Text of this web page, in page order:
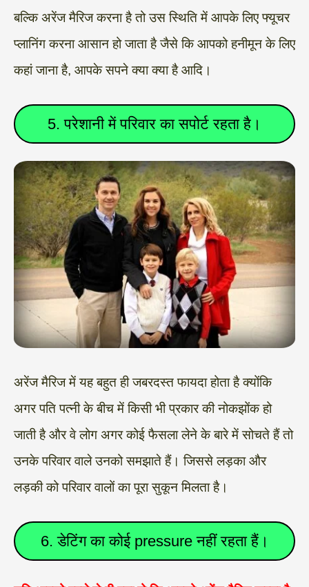
बल्कि अरेंज मैरिज करना है तो उस स्थिति में आपके लिए फ्यूचर
प्लानिंग करना आसान हो जाता है जैसे कि आपको हनीमून के लिए
कहां जाना है, आपके सपने क्या क्या है आदि।
5. परेशानी में परिवार का सपोर्ट रहता है।
अरेंज मैरिज में यह बहुत ही जबरदस्त फायदा होता है क्योंकि
अगर पति पत्नी के बीच में किसी भी प्रकार की नोकझोंक हो
जाती है और वे लोग अगर कोई फैसला लेने के बारे में सोचते हैं तो
उनके परिवार वाले उनको समझाते हैं। जिससे लड़का और
लड़की को परिवार वालों का पूरा सुकून मिलता है।
6. डेटिंग का कोई pressure नहीं रहता हैं।